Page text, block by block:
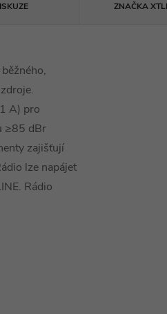
ZNAČKA
A) pro
≥85 dBr
zajišťují
lze napájet
Rádio